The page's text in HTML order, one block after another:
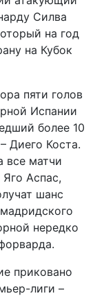
Силва
на год
на Кубок
пяти голов
Испании
более 10
Диего Коста.
все матчи
Аспас,
шанс
нередко
приковано
лиги –